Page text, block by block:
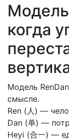
Модель
когда
Модель
смысле.
Ren (人) —
Dan (单) —
Heyi (合一) —